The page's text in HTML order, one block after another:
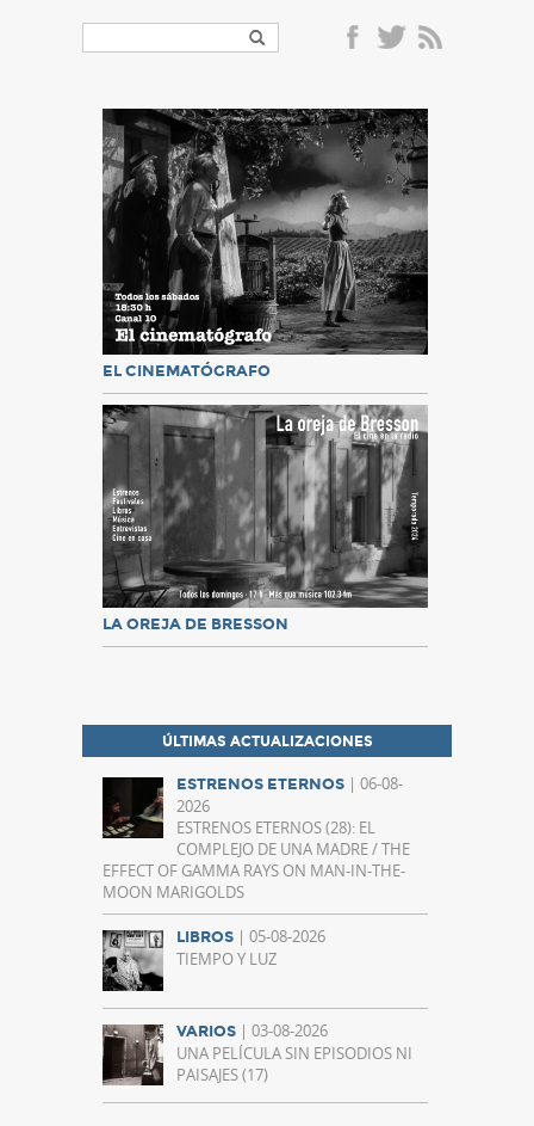
EL CINEMATÓGRAFO
LA OREJA DE BRESSON
ÚLTIMAS ACTUALIZACIONES
ESTRENOS ETERNOS | 06-08-
2026
ESTRENOS ETERNOS (28): EL
COMPLEJO DE UNA MADRE / THE
EFFECT OF GAMMA RAYS ON MAN-IN-THE-
MOON MARIGOLDS
LIBROS | 05-08-2026
TIEMPO Y LUZ
VARIOS | 03-08-2026
UNA PELÍCULA SIN EPISODIOS NI
PAISAJES (17)